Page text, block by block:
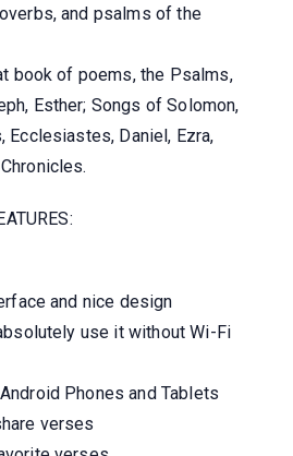
and psalms of the
book of poems, the Psalms,
Esther; Songs of Solomon,
Ecclesiastes, Daniel, Ezra,
and nice design
use it without Wi-Fi
Phones and Tablets
verses